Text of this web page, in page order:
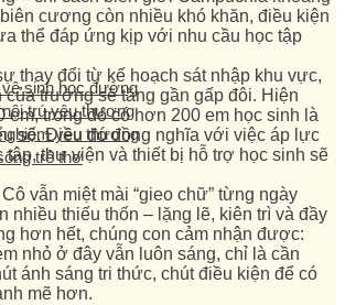
sinh học đường
trú yêu thương
yêu thương
trẻ thơ
cương còn nhiều khó khăn, điều kiện
thể đáp ứng kịp với nhu cầu học tập
thay đổi từ kế hoạch sát nhập khu vực,
trường sẽ tăng gần gấp đôi. Hiện
em, trong đó có hơn 200 em học sinh là
số. Điều đó đồng nghĩa với việc áp lực
tập, thư viện và thiết bị hỗ trợ học sinh sẽ
vẫn miệt mài “gieo chữ” từng ngày
nhiều thiếu thốn – lặng lẽ, kiên trì và đầy
hơn hết, chúng con cảm nhận được:
nhỏ ở đây vẫn luôn sáng, chỉ là cần
ánh sáng tri thức, chút điều kiện để có
mẽ hơn.